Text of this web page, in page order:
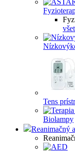
Tens
Biolampy
Reanimačný